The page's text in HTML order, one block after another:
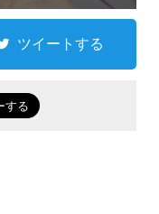
ツイートする